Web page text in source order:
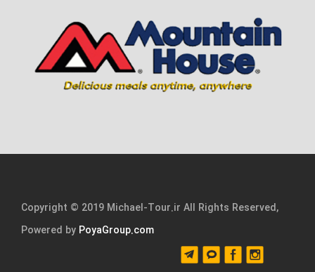
Copyright © 2019 Michael-Tour.ir All Rights Reserved,
Powered by PoyaGroup.com